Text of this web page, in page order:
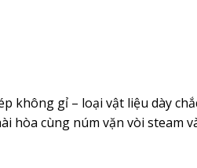
không gỉ – loại vật liệu dày
hòa cùng núm vặn vòi steam